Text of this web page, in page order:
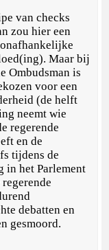
van checks
zou hier een
Maar bij
Ombudsman is
voor een
(de helft
neemt wie
regerende
en de
tijdens de
in het Parlement
debatten en
gesmoord.